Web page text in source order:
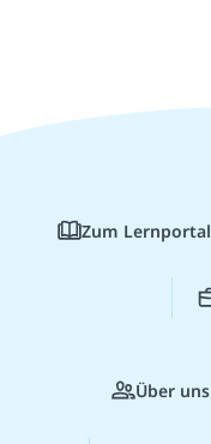
Zum Lernportal
Über uns